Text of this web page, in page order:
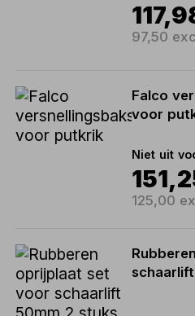
97,50
Falco
voor
Niet uit
125,00